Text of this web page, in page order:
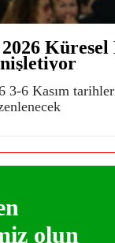
3-6 Kasım
olun